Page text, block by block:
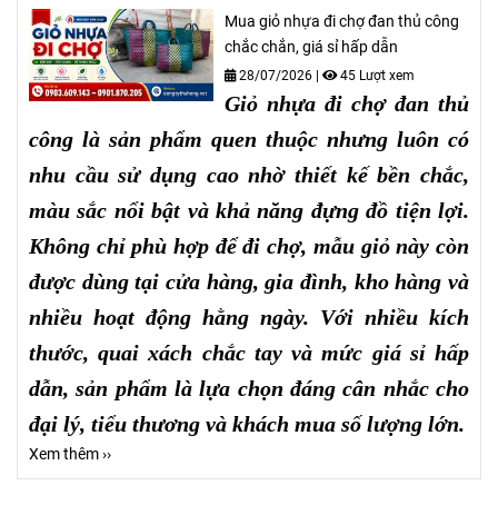
Mua giỏ nhựa đi chợ đan thủ công
chắc chắn, giá sỉ hấp dẫn
28/07/2026 | 45 Lượt xem
Giỏ nhựa đi chợ đan thủ
công là sản phẩm quen thuộc nhưng luôn có
nhu cầu sử dụng cao nhờ thiết kế bền chắc,
màu sắc nổi bật và khả năng đựng đồ tiện lợi.
Không chỉ phù hợp để đi chợ, mẫu giỏ này còn
được dùng tại cửa hàng, gia đình, kho hàng và
nhiều hoạt động hằng ngày. Với nhiều kích
thước, quai xách chắc tay và mức giá sỉ hấp
dẫn, sản phẩm là lựa chọn đáng cân nhắc cho
đại lý, tiểu thương và khách mua số lượng lớn.
Xem thêm ››